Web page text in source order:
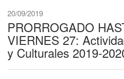
20/09/2019
PRORROGADO
VIERNES 27:
y Culturales 2019-